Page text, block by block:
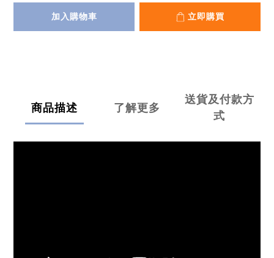
加入購物車 立即購買
商品描述 了解更多
送貨及付款方
式